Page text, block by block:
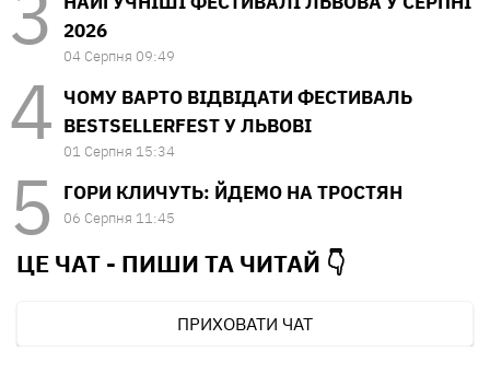
2026
04 Серпня 09:49
ЧОМУ ВАРТО ВІДВІДАТИ ФЕСТИВАЛЬ
BESTSELLERFEST У ЛЬВОВІ
01 Серпня 15:34
ГОРИ КЛИЧУТЬ: ЙДЕМО НА ТРОСТЯН
06 Серпня 11:45
ЦЕ ЧАТ - ПИШИ ТА ЧИТАЙ 👇
ПРИХОВАТИ ЧАТ